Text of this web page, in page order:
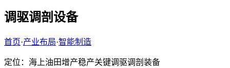
调驱调剖设备
首页·产业布局·智能制造
定位：海上油田增产稳产关键调驱调剖装备